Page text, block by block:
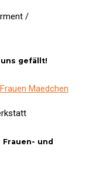
/
uns gefällt!
und